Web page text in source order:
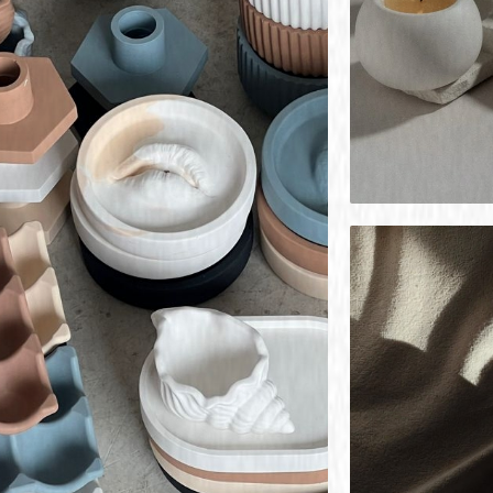
15+
часов практики с
наставником